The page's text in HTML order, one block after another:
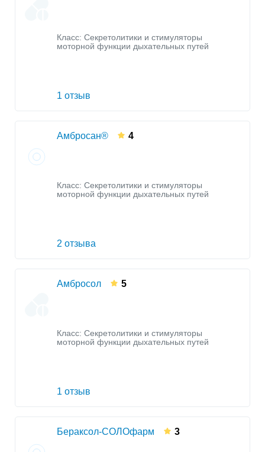
Класс: Секретолитики и стимуляторы
моторной функции дыхательных путей
1 отзыв
Амбросан® 4
Класс: Секретолитики и стимуляторы
моторной функции дыхательных путей
2 отзыва
Амбросол 5
Класс: Секретолитики и стимуляторы
моторной функции дыхательных путей
1 отзыв
Бераксол-СОЛОфарм 3